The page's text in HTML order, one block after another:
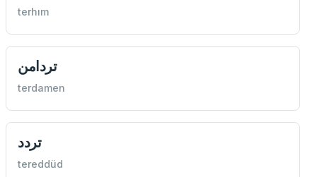
terhım
تردامن
terdamen
تردد
tereddüd